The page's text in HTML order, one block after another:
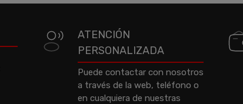
ATENCIÓN
PERSONALIZADA
Puede contactar con nosotros
a través de la web, teléfono o
en cualquiera de nuestras